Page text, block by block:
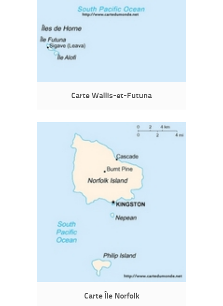
Carte Wallis-et-Futuna
Carte Île Norfolk